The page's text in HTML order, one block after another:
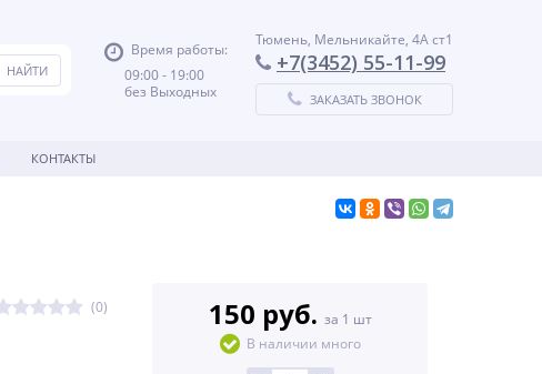
Время работы:
09:00 - 19:00
без Выходных
Тюмень, Мельникайте, 4А ст1
+7(3452) 55-11-99
ЗАКАЗАТЬ ЗВОНОК
КОНТАКТЫ
(0) 150 руб. за 1 шт
В наличии много